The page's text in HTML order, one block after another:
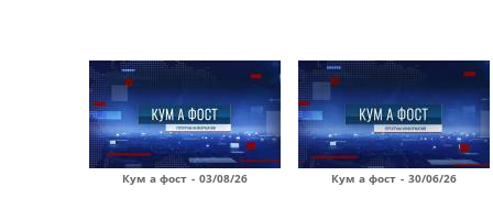
Кум а фост - 03/08/26 Кум а фост - 30/06/26